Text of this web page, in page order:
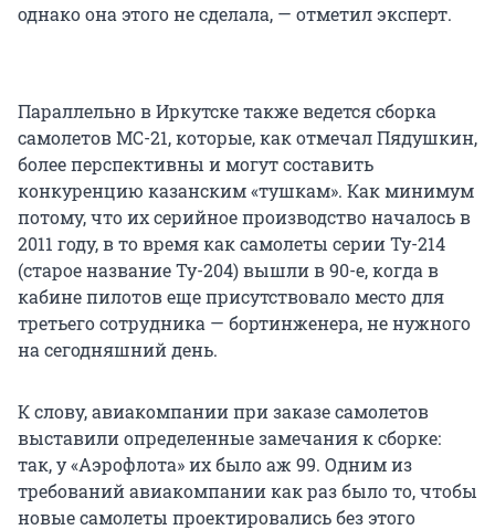
однако она этого не сделала, — отметил эксперт.
Параллельно в Иркутске также ведется сборка
самолетов МС-21, которые, как отмечал Пядушкин,
более перспективны и могут составить
конкуренцию казанским «тушкам». Как минимум
потому, что их серийное производство началось в
2011 году, в то время как самолеты серии Ту-214
(старое название Ту-204) вышли в 90-е, когда в
кабине пилотов еще присутствовало место для
третьего сотрудника — бортинженера, не нужного
на сегодняшний день.
К слову, авиакомпании при заказе самолетов
выставили определенные замечания к сборке:
так, у «Аэрофлота» их было аж 99. Одним из
требований авиакомпании как раз было то, чтобы
новые самолеты проектировались без этого